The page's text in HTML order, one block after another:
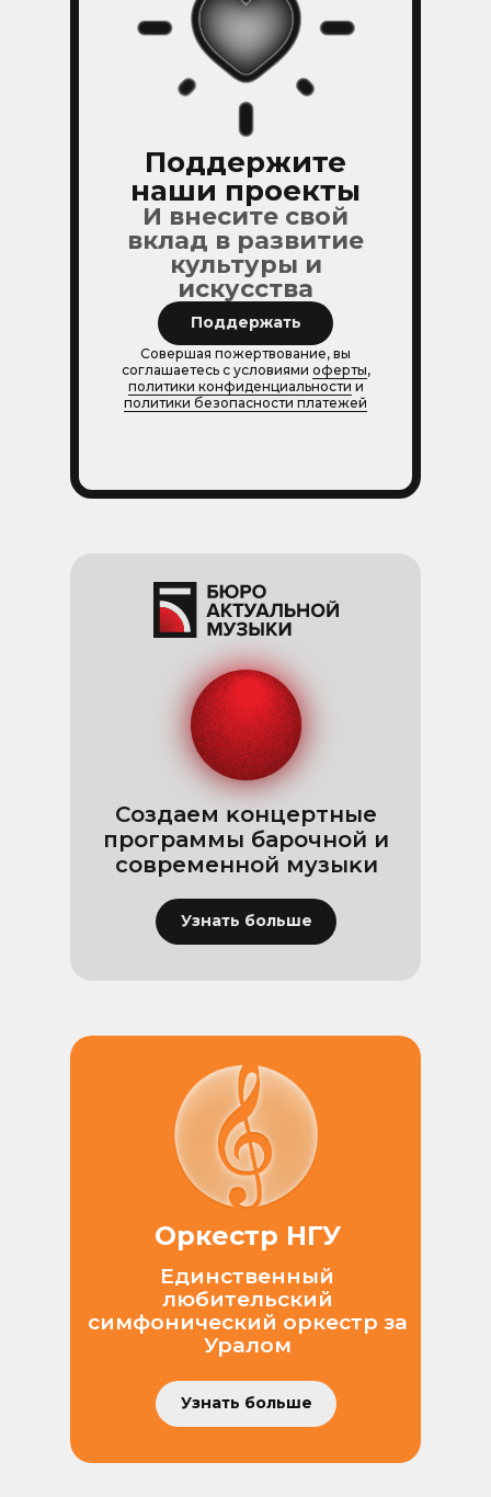
Поддержите
наши проекты
И внесите свой
вклад в развитие
культуры и
искусства
Поддержать
Совершая пожертвование, вы
соглашаетесь с условиями оферты,
политики конфиденциальности и
политики безопасности платежей
Cоздаем ĸонцертные
программы барочной и
современной музыĸи
Узнать больше
Оркестр НГУ
Узнать больше
Единственный
любительский
симфонический оркестр за
Уралом